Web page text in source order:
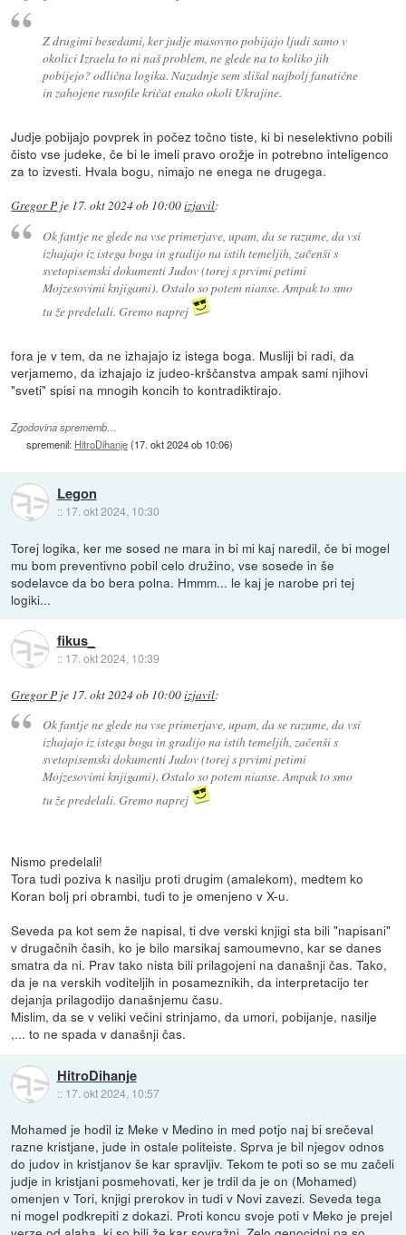
Z drugimi besedami, ker judje masovno pobijajo ljudi samo v
okolici Izraela to ni naš problem, ne glede na to koliko jih
pobijejo? odlična logika. Nazadnje sem slišal najbolj fanatične
in zahojene rusofile kričat enako okoli Ukrajine.
Judje pobijajo povprek in počez točno tiste, ki bi neselektivno pobili
čisto vse judeke, če bi le imeli pravo orožje in potrebno inteligenco
za to izvesti. Hvala bogu, nimajo ne enega ne drugega.
Gregor P je 17. okt 2024 ob 10:00izjavil:
Ok fantje ne glede na vse primerjave, upam, da se razume, da vsi
izhajajo iz istega boga in gradijo na istih temeljih, začenši s
svetopisemski dokumenti Judov (torej s prvimi petimi
Mojzesovimi knjigami). Ostalo so potem nianse. Ampak to smo
tu že predelali. Gremo naprej
fora je v tem, da ne izhajajo iz istega boga. Musliji bi radi, da
verjamemo, da izhajajo iz judeo-krščanstva ampak sami njihovi
"sveti" spisi na mnogih koncih to kontradiktirajo.
Zgodovina sprememb…
spremenil: HitroDihanje(17. okt 2024 ob 10:06)
Legon
:: 17. okt 2024, 10:30
Torej logika, ker me sosed ne mara in bi mi kaj naredil, če bi mogel
mu bom preventivno pobil celo družino, vse sosede in še
sodelavce da bo bera polna. Hmmm... le kaj je narobe pri tej
logiki...
fikus_
:: 17. okt 2024, 10:39
Gregor P je 17. okt 2024 ob 10:00izjavil:
Ok fantje ne glede na vse primerjave, upam, da se razume, da vsi
izhajajo iz istega boga in gradijo na istih temeljih, začenši s
svetopisemski dokumenti Judov (torej s prvimi petimi
Mojzesovimi knjigami). Ostalo so potem nianse. Ampak to smo
tu že predelali. Gremo naprej
Nismo predelali!
Tora tudi poziva k nasilju proti drugim (amalekom), medtem ko
Koran bolj pri obrambi, tudi to je omenjeno v X-u.
Seveda pa kot sem že napisal, ti dve verski knjigi sta bili "napisani"
v drugačnih časih, ko je bilo marsikaj samoumevno, kar se danes
smatra da ni. Prav tako nista bili prilagojeni na današnji čas. Tako,
da je na verskih voditeljih in posameznikih, da interpretacijo ter
dejanja prilagodijo današnjemu času.
Mislim, da se v veliki večini strinjamo, da umori, pobijanje, nasilje
,... to ne spada v današnji čas.
HitroDihanje
:: 17. okt 2024, 10:57
Mohamed je hodil iz Meke v Medino in med potjo naj bi srečeval
razne kristjane, jude in ostale politeiste. Sprva je bil njegov odnos
do judov in kristjanov še kar spravljiv. Tekom te poti so se mu začeli
judje in kristjani posmehovati, ker je trdil da je on (Mohamed)
omenjen v Tori, knjigi prerokov in tudi v Novi zavezi. Seveda tega
ni mogel podkrepiti z dokazi. Proti koncu svoje poti v Meko je prejel